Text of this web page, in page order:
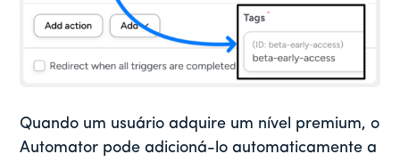
Quando um usuário adquire um nível premium, o
Automator pode adicioná-lo automaticamente a